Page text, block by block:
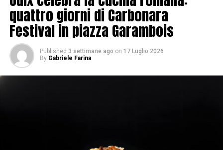
quattro giorni di Carbonara
Festival in piazza Garambois
Published 3 settimane ago on 17 Luglio 2026
By Gabriele Farina